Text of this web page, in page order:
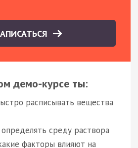
демо-курсе ты:
расписывать вещества
среду раствора
факторы влияют на